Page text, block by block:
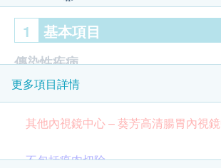
1 基本項目
傳染性疾病
胃內視鏡檢查
更多項目詳情
其他內視鏡中心 – 葵芳高清腸胃內視
不包括瘜肉切除